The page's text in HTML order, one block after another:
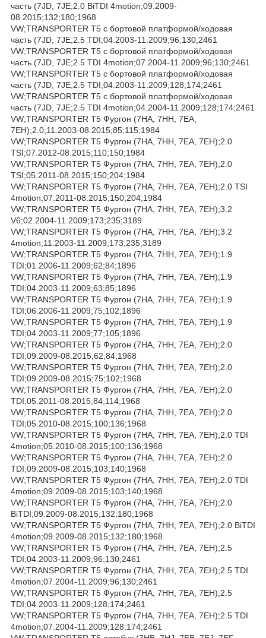
часть (7JD, 7JE;2.0 BiTDI 4motion;09.2009-
08.2015;132;180;1968
VW;TRANSPORTER T5 c бортовой платформой/ходовая
часть (7JD, 7JE;2.5 TDI;04.2003-11.2009;96;130;2461
VW;TRANSPORTER T5 c бортовой платформой/ходовая
часть (7JD, 7JE;2.5 TDI 4motion;07.2004-11.2009;96;130;2461
VW;TRANSPORTER T5 c бортовой платформой/ходовая
часть (7JD, 7JE;2.5 TDI;04.2003-11.2009;128;174;2461
VW;TRANSPORTER T5 c бортовой платформой/ходовая
часть (7JD, 7JE;2.5 TDI 4motion;04.2004-11.2009;128;174;2461
VW;TRANSPORTER T5 Фургон (7HA, 7HH, 7EA,
7EH);2.0;11.2003-08.2015;85;115;1984
VW;TRANSPORTER T5 Фургон (7HA, 7HH, 7EA, 7EH);2.0
TSI;07.2012-08.2015;110;150;1984
VW;TRANSPORTER T5 Фургон (7HA, 7HH, 7EA, 7EH);2.0
TSI;05.2011-08.2015;150;204;1984
VW;TRANSPORTER T5 Фургон (7HA, 7HH, 7EA, 7EH);2.0 TSI
4motion;07.2011-08.2015;150;204;1984
VW;TRANSPORTER T5 Фургон (7HA, 7HH, 7EA, 7EH);3.2
V6;02.2004-11.2009;173;235;3189
VW;TRANSPORTER T5 Фургон (7HA, 7HH, 7EA, 7EH);3.2
4motion;11.2003-11.2009;173;235;3189
VW;TRANSPORTER T5 Фургон (7HA, 7HH, 7EA, 7EH);1.9
TDI;01.2006-11.2009;62;84;1896
VW;TRANSPORTER T5 Фургон (7HA, 7HH, 7EA, 7EH);1.9
TDI;04.2003-11.2009;63;85;1896
VW;TRANSPORTER T5 Фургон (7HA, 7HH, 7EA, 7EH);1.9
TDI;06.2006-11.2009;75;102;1896
VW;TRANSPORTER T5 Фургон (7HA, 7HH, 7EA, 7EH);1.9
TDI;04.2003-11.2009;77;105;1896
VW;TRANSPORTER T5 Фургон (7HA, 7HH, 7EA, 7EH);2.0
TDI;09.2009-08.2015;62;84;1968
VW;TRANSPORTER T5 Фургон (7HA, 7HH, 7EA, 7EH);2.0
TDI;09.2009-08.2015;75;102;1968
VW;TRANSPORTER T5 Фургон (7HA, 7HH, 7EA, 7EH);2.0
TDI;05.2011-08.2015;84;114;1968
VW;TRANSPORTER T5 Фургон (7HA, 7HH, 7EA, 7EH);2.0
TDI;05.2010-08.2015;100;136;1968
VW;TRANSPORTER T5 Фургон (7HA, 7HH, 7EA, 7EH);2.0 TDI
4motion;05.2010-08.2015;100;136;1968
VW;TRANSPORTER T5 Фургон (7HA, 7HH, 7EA, 7EH);2.0
TDI;09.2009-08.2015;103;140;1968
VW;TRANSPORTER T5 Фургон (7HA, 7HH, 7EA, 7EH);2.0 TDI
4motion;09.2009-08.2015;103;140;1968
VW;TRANSPORTER T5 Фургон (7HA, 7HH, 7EA, 7EH);2.0
BiTDI;09.2009-08.2015;132;180;1968
VW;TRANSPORTER T5 Фургон (7HA, 7HH, 7EA, 7EH);2.0 BiTDI
4motion;09.2009-08.2015;132;180;1968
VW;TRANSPORTER T5 Фургон (7HA, 7HH, 7EA, 7EH);2.5
TDI;04.2003-11.2009;96;130;2461
VW;TRANSPORTER T5 Фургон (7HA, 7HH, 7EA, 7EH);2.5 TDI
4motion;07.2004-11.2009;96;130;2461
VW;TRANSPORTER T5 Фургон (7HA, 7HH, 7EA, 7EH);2.5
TDI;04.2003-11.2009;128;174;2461
VW;TRANSPORTER T5 Фургон (7HA, 7HH, 7EA, 7EH);2.5 TDI
4motion;07.2004-11.2009;128;174;2461